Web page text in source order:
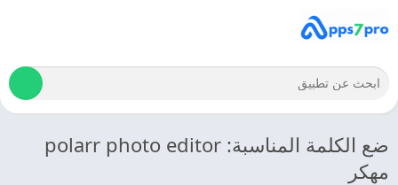
ضع الكلمة المناسبة: polarr photo editor
مهكر